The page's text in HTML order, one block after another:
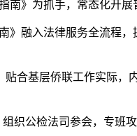
》为抓手，常态化开展
融入法律服务全流程，
基层侨联工作实际，
公检法司参会，专班